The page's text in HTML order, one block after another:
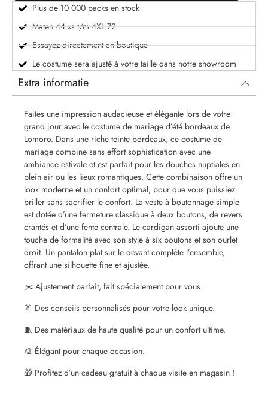
Plus de 10 000 packs en stock
Maten 44 xs t/m 4XL 72
Essayez directement en boutique
Le costume sera ajusté à votre taille dans notre showroom
Extra informatie
Faites une impression audacieuse et élégante lors de votre
grand jour avec le costume de mariage d’été bordeaux de
Lomoro. Dans une riche teinte bordeaux, ce costume de
mariage combine sans effort sophistication avec une
ambiance estivale et est parfait pour les douches nuptiales en
plein air ou les lieux romantiques. Cette combinaison offre un
look moderne et un confort optimal, pour que vous puissiez
briller sans sacrifier le confort. La veste à boutonnage simple
est dotée d’une fermeture classique à deux boutons, de revers
crantés et d’une fente centrale. Le cardigan assorti ajoute une
touche de formalité avec son style à six boutons et son ourlet
droit. Un pantalon plat sur le devant complète l’ensemble,
offrant une silhouette fine et ajustée.
✂️ Ajustement parfait, fait spécialement pour vous.
👔 Des conseils personnalisés pour votre look unique.
🧵 Des matériaux de haute qualité pour un confort ultime.
🎨 Élégant pour chaque occasion.
🎁 Profitez d’un cadeau gratuit à chaque visite en magasin !